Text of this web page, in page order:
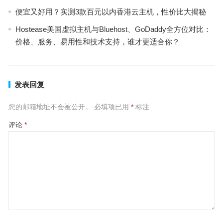
便宜又好用？实测3款百元以内香港云主机，性价比大揭秘
Hostease美国虚拟主机与Bluehost、GoDaddy全方位对比：
价格、服务、易用性和技术支持，谁才更适合你？
发表回复
您的邮箱地址不会被公开。 必填项已用 *标注
评论 *